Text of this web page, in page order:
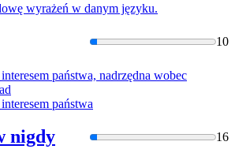
wyrażeń w danym języku.
10
państwa, nadrzędna wobec
państwa
nigdy 16